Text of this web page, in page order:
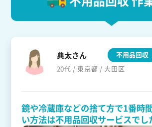
典太さん
20代 / 東京都 / 大田区
不用品回収
鏡や冷蔵庫などの捨て方で1番時
い方法は不用品回収サービスでし